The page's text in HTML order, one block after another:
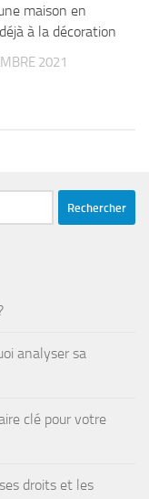
maison en
à la décoration
2021
analyser sa
clé pour votre
droits et les